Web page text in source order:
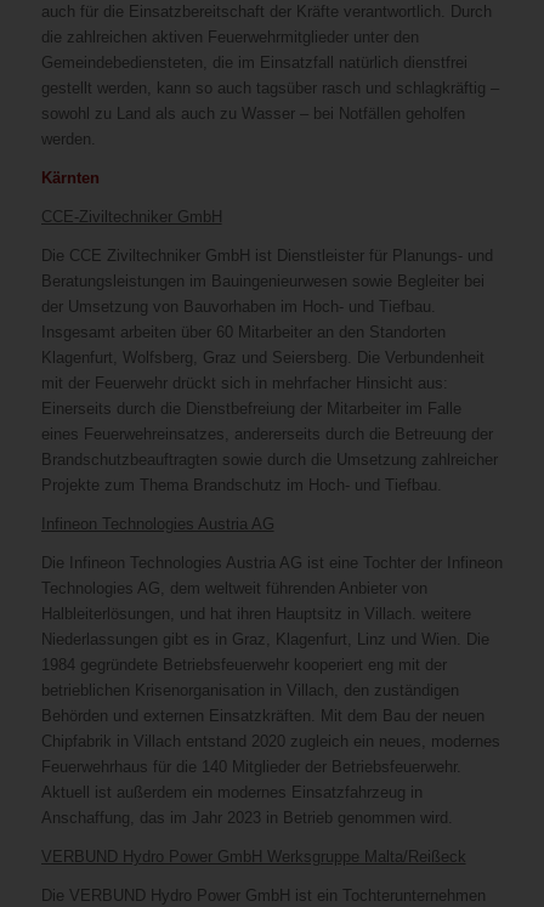
auch für die Einsatzbereitschaft der Kräfte verantwortlich. Durch
die zahlreichen aktiven Feuerwehrmitglieder unter den
Gemeindebediensteten, die im Einsatzfall natürlich dienstfrei
gestellt werden, kann so auch tagsüber rasch und schlagkräftig –
sowohl zu Land als auch zu Wasser – bei Notfällen geholfen
werden.
Kärnten
CCE-Ziviltechniker GmbH
Die CCE Ziviltechniker GmbH ist Dienstleister für Planungs- und
Beratungsleistungen im Bauingenieurwesen sowie Begleiter bei
der Umsetzung von Bauvorhaben im Hoch- und Tiefbau.
Insgesamt arbeiten über 60 Mitarbeiter an den Standorten
Klagenfurt, Wolfsberg, Graz und Seiersberg. Die Verbundenheit
mit der Feuerwehr drückt sich in mehrfacher Hinsicht aus:
Einerseits durch die Dienstbefreiung der Mitarbeiter im Falle
eines Feuerwehreinsatzes, andererseits durch die Betreuung der
Brandschutzbeauftragten sowie durch die Umsetzung zahlreicher
Projekte zum Thema Brandschutz im Hoch- und Tiefbau.
Infineon Technologies Austria AG
Die Infineon Technologies Austria AG ist eine Tochter der Infineon
Technologies AG, dem weltweit führenden Anbieter von
Halbleiterlösungen, und hat ihren Haupt­sitz in Villach. weitere
Niederlassungen gibt es in Graz, Klagenfurt, Linz und Wien. Die
1984 gegründete Betriebsfeuerwehr kooperiert eng mit der
betrieblichen Krisenorganisation in Villach, den zuständigen
Behörden und externen Einsatzkräften. Mit dem Bau der neuen
Chipfabrik in Villach entstand 2020 zugleich ein neues, modernes
Feuerwehrhaus für die 140 Mitglieder der Betriebsfeuerwehr.
Aktuell ist außerdem ein modernes Einsatzfahrzeug in
Anschaffung, das im Jahr 2023 in Betrieb genommen wird.
VERBUND Hydro Power GmbH Werksgruppe Malta/Reißeck
Die VERBUND Hydro Power GmbH ist ein Tochterunternehmen